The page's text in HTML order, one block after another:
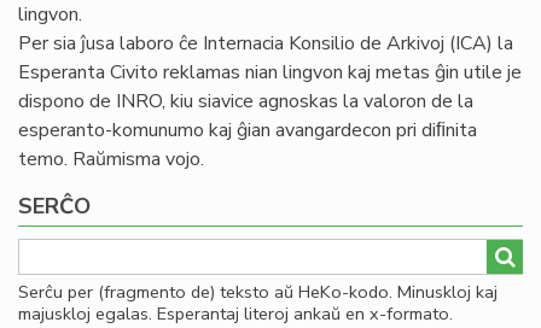
lingvon.
Per sia ĵusa laboro ĉe Internacia Konsilio de Arkivoj (ICA) la
Esperanta Civito reklamas nian lingvon kaj metas ĝin utile je
dispono de INRO, kiu siavice agnoskas la valoron de la
esperanto-komunumo kaj ĝian avangardecon pri diﬁnita
temo. Raŭmisma vojo.
SERĈO
Serĉu per (fragmento de) teksto aŭ HeKo-kodo. Minuskloj kaj
majuskloj egalas. Esperantaj literoj ankaŭ en x-formato.